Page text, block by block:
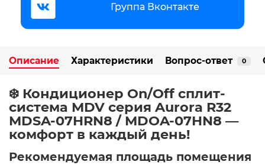
Группа Вконтакте
Описание Характеристики Вопрос-ответ 0
❄️ Кондиционер On/Off cплит-
система MDV серия Aurora R32
MDSA-07HRN8 / MDOA-07HN8 —
комфорт в каждый день!
Рекомендуемая площадь помещения